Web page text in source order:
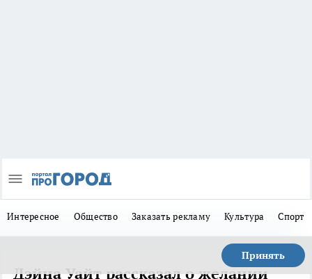
Интересное Общество Заказать рекламу Культура Спорт
Принять
Дэйна Уайт рассказал о желании